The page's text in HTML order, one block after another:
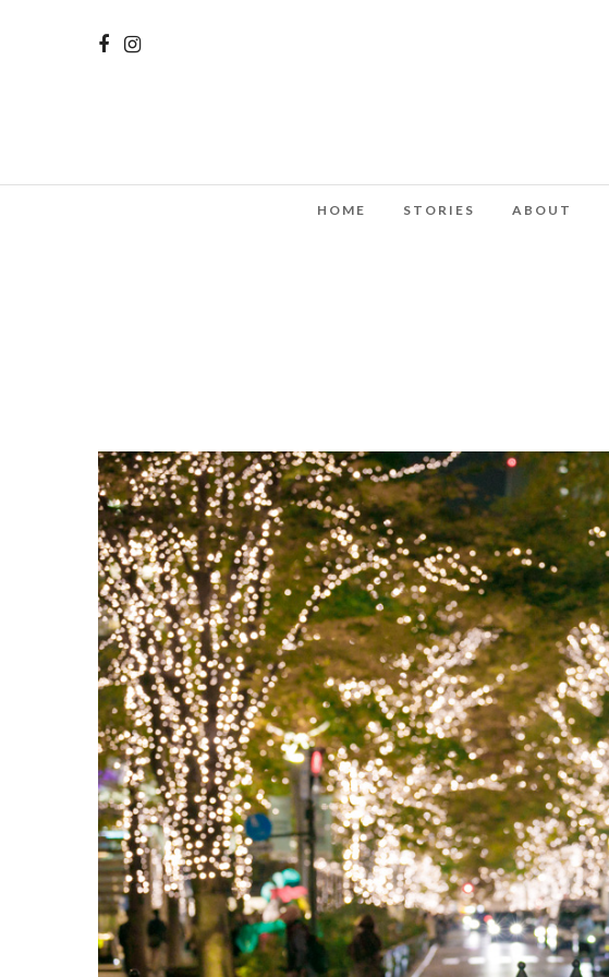
HOME STORIES ABOUT